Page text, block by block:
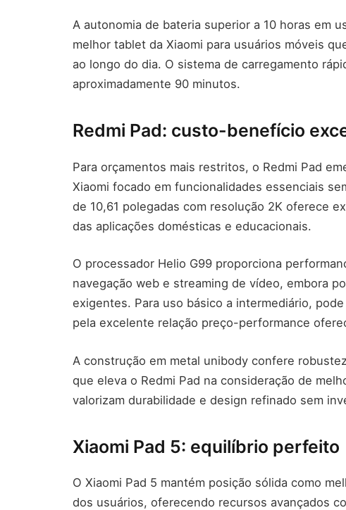
A autonomia de bateria superior a 10 horas em
melhor tablet da Xiaomi para usuários móveis
ao longo do dia. O sistema de carregamento
aproximadamente 90 minutos.
Redmi Pad: custo-benefício
Para orçamentos mais restritos, o Redmi Pad
Xiaomi focado em funcionalidades essenciais
de 10,61 polegadas com resolução 2K oferece
das aplicações domésticas e educacionais.
O processador Helio G99 proporciona
navegação web e streaming de vídeo, embora
exigentes. Para uso básico a intermediário,
pela excelente relação preço-performance
A construção em metal unibody confere
que eleva o Redmi Pad na consideração de
valorizam durabilidade e design refinado sem
Xiaomi Pad 5: equilíbrio perfeito
O Xiaomi Pad 5 mantém posição sólida como
dos usuários, oferecendo recursos avançados